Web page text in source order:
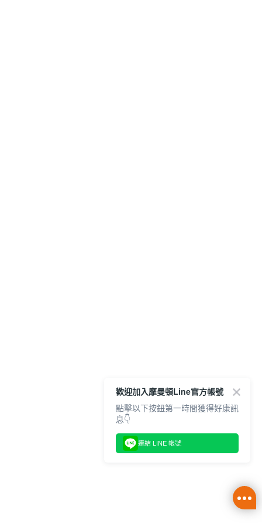
歡迎加入摩曼頓Line官方帳號
點擊以下按鈕第一時間獲得好康訊
息👇
連結 LINE 帳號